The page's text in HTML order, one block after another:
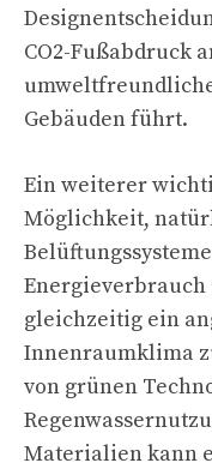
CO2-Fußabdruck
Gebäuden führt.
Ein weiterer
Möglichkeit,
gleichzeitig ein
Innenraumklima
von grünen
Materialien kann